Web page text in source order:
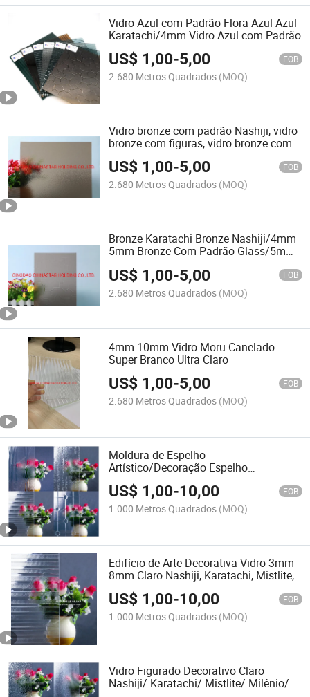
Vidro Azul com Padrão Flora Azul Azul
Karatachi/4mm Vidro Azul com Padrão
US$ 1,00-5,00 FOB
2.680 Metros Quadrados (MOQ)
Vidro bronze com padrão Nashiji, vidro
bronze com figuras, vidro bronze com
padrão
US$ 1,00-5,00 FOB
2.680 Metros Quadrados (MOQ)
Bronze Karatachi Bronze Nashiji/4mm
5mm Bronze Com Padrão Glass/5mm
US$ 1,00-5,00 FOB
2.680 Metros Quadrados (MOQ)
4mm-10mm Vidro Moru Canelado
Super Branco Ultra Claro
US$ 1,00-5,00 FOB
2.680 Metros Quadrados (MOQ)
Moldura de Espelho
Artístico/Decoração Espelho
Decorativo Impressa/Bevelada /Vidro
Decorativo de Parede
US$ 1,00-10,00 FOB
1.000 Metros Quadrados (MOQ)
Edifício de Arte Decorativa Vidro 3mm-
8mm Claro Nashiji, Karatachi, Mistlite,
Milênio, Flora
US$ 1,00-10,00 FOB
1.000 Metros Quadrados (MOQ)
Vidro Figurado Decorativo Claro
Nashiji/ Karatachi/ Mistlite/ Milênio/